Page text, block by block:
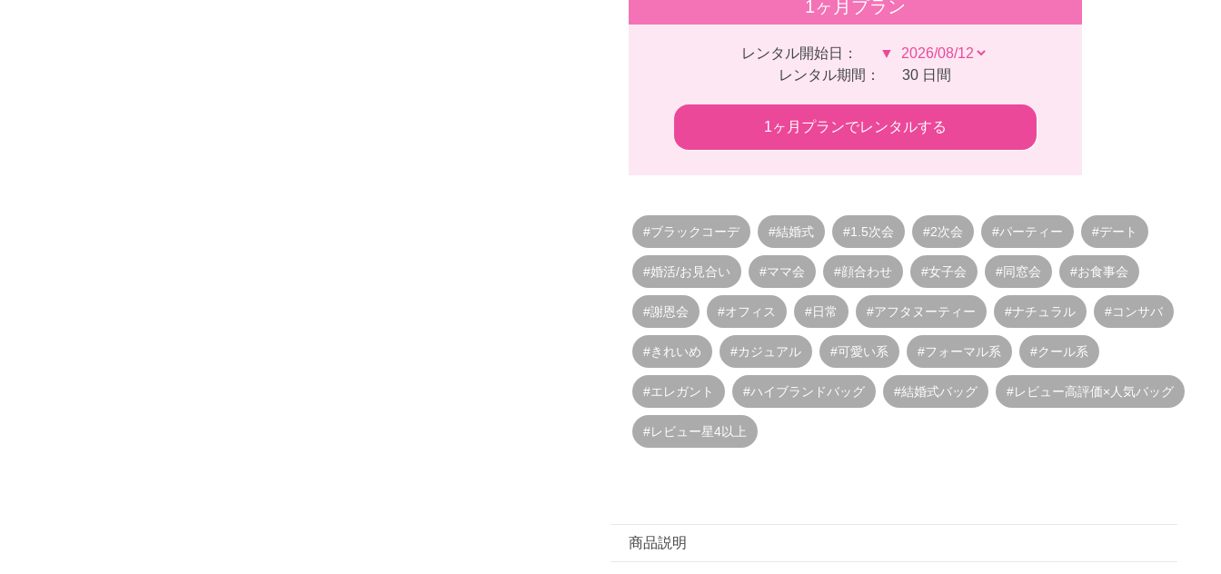
1ヶ月プラン
レンタル開始日：
▼
レンタル期間：
30 日間
1ヶ月プランでレンタルする
#ブラックコーデ #結婚式 #1.5次会 #2次会 #パーティー #デート
#婚活/お見合い #ママ会 #顔合わせ #女子会 #同窓会 #お食事会
#謝恩会 #オフィス #日常 #アフタヌーティー #ナチュラル #コンサバ
#きれいめ #カジュアル #可愛い系 #フォーマル系 #クール系
#エレガント #ハイブランドバッグ #結婚式バッグ #レビュー高評価×人気バッグ
#レビュー星4以上
商品説明